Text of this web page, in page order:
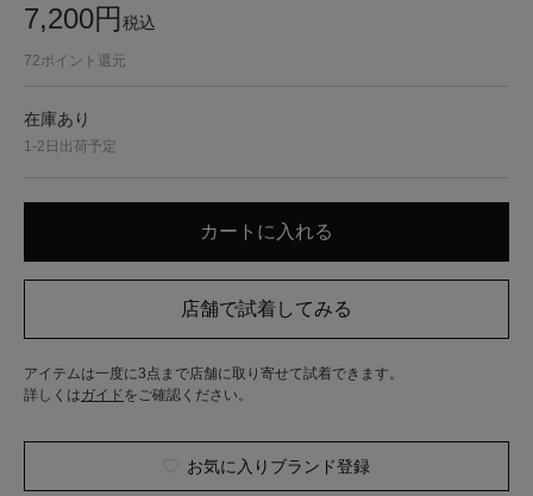
7,200円税込
72ポイント還元
在庫あり
1-2日出荷予定
アイテムは一度に3点まで店舗に取り寄せて試着できます。
詳しくはガイド をご確認ください。
お気に入りブランド登録